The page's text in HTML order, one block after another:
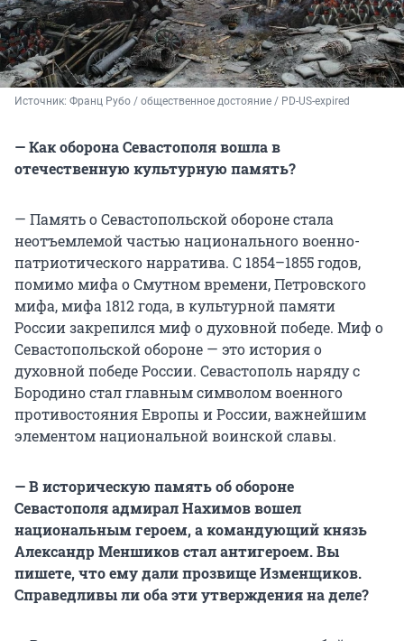
Источник: Франц Рубо / общественное достояние / PD-US-expired
— Как оборона Севастополя вошла в
отечественную культурную память?
— Память о Севастопольской обороне стала
неотъемлемой частью национального военно-
патриотического нарратива. С 1854–1855 годов,
помимо мифа о Смутном времени, Петровского
мифа, мифа 1812 года, в культурной памяти
России закрепился миф о духовной победе. Миф о
Севастопольской обороне — это история о
духовной победе России. Севастополь наряду с
Бородино стал главным символом военного
противостояния Европы и России, важнейшим
элементом национальной воинской славы.
— В историческую память об обороне
Севастополя адмирал Нахимов вошел
национальным героем, а командующий князь
Александр Меншиков стал антигероем. Вы
пишете, что ему дали прозвище Изменщиков.
Справедливы ли оба эти утверждения на деле?